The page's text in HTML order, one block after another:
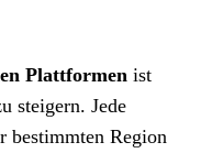
Plattformen ist
steigern. Jede
bestimmten Region